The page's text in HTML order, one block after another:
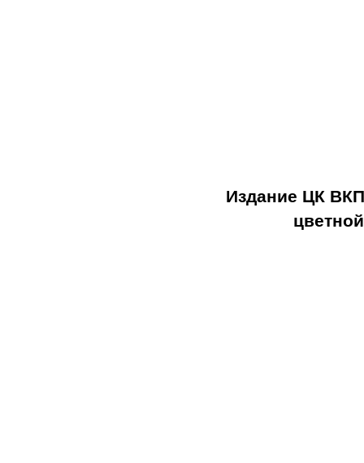
Издание ЦК